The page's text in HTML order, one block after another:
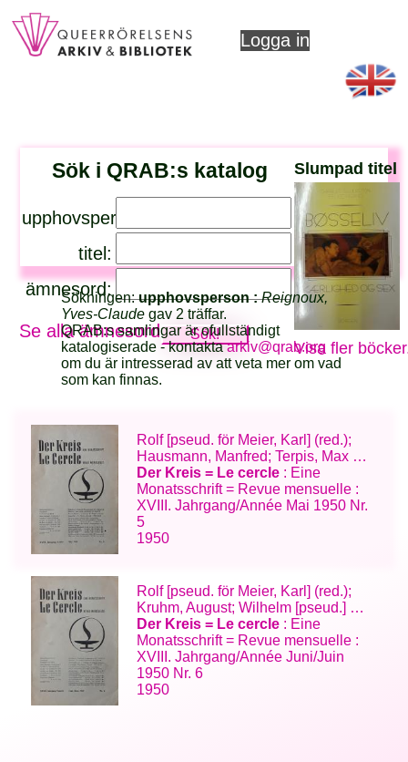
Logga in
Sök i QRAB:s katalog
upphovsperson:
titel:
ämnesord:
Se alla ämnesord
Slumpad titel
Visa fler
Sökningen:upphovsperson :Reignoux,
Yves-Claude gav 2 träffar.
QRAB:s samlingar är ofullständigt
katalogiserade - kontaktaarkiv@qrab.org
om du är intresserad av att veta mer om vad
som kan finnas.
Rolf [pseud. för Meier, Karl] (red.);
Hausmann, Manfred; Terpis, Max …
Der Kreis = Le cercle : Eine
Monatsschrift = Revue mensuelle :
XVIII. Jahrgang/Année Mai 1950 Nr.
5
1950
Rolf [pseud. för Meier, Karl] (red.);
Kruhm, August; Wilhelm [pseud.] …
Der Kreis = Le cercle : Eine
Monatsschrift = Revue mensuelle :
XVIII. Jahrgang/Année Juni/Juin
1950 Nr. 6
1950